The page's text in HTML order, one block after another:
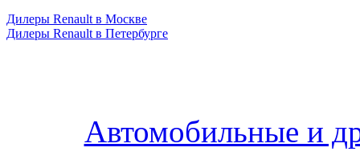
Дилеры Renault в Москве
Дилеры Renault в Петербурге
Автомобильные и